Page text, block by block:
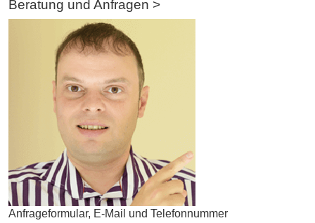
Beratung und Anfragen >
Anfrageformular, E-Mail und Telefonnummer